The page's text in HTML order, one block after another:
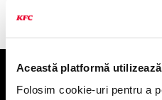
Această platformă
Folosim cookie-uri pentru a
KFC